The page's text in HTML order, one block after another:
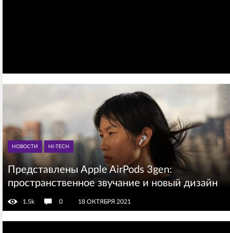
НОВОСТИ HI-TECH
Представлены Apple AirPods 3gen:
пространственное звучание и новый дизайн
1.5k 0 18 ОКТЯБРЯ 2021